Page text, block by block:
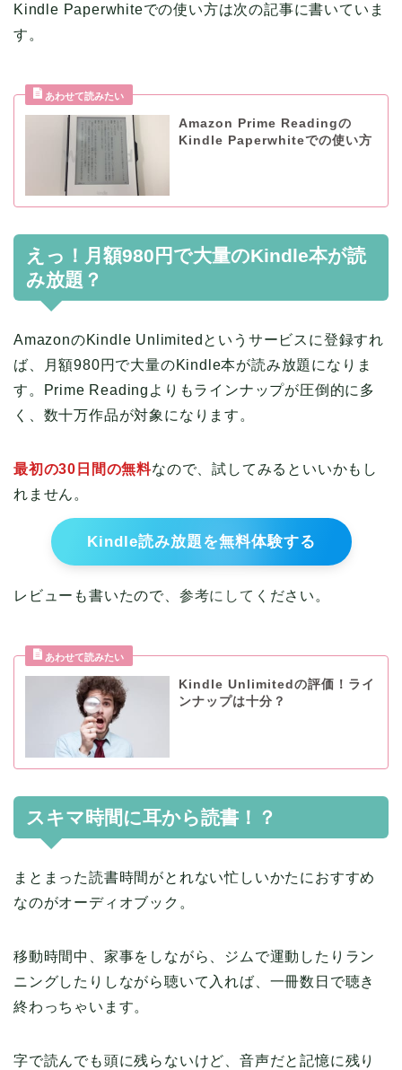
Kindle Paperwhiteでの使い方は次の記事に書いていま
す。
Amazon Prime Readingの
Kindle Paperwhiteでの使い方
えっ！月額980円で大量のKindle本が読
み放題？
AmazonのKindle Unlimitedというサービスに登録すれ
ば、月額980円で大量のKindle本が読み放題になりま
す。Prime Readingよりもラインナップが圧倒的に多
く、数十万作品が対象になります。
最初の30日間の無料なので、試してみるといいかもし
れません。
Kindle読み放題を無料体験する
レビューも書いたので、参考にしてください。
Kindle Unlimitedの評価！ライ
ンナップは十分？
スキマ時間に耳から読書！？
まとまった読書時間がとれない忙しいかたにおすすめ
なのがオーディオブック。
移動時間中、家事をしながら、ジムで運動したりラン
ニングしたりしながら聴いて入れば、一冊数日で聴き
終わっちゃいます。
字で読んでも頭に残らないけど、音声だと記憶に残り